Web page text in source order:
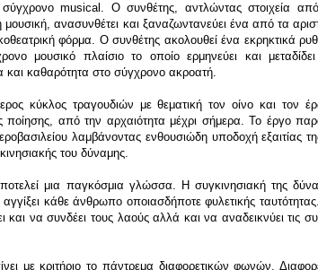
musical. Ο συνθέτης, αντλώντας στοιχεία
ανασυνθέτει και ξαναζωντανεύει ένα από τα
φόρμα. Ο συνθέτης ακολουθεί ένα εκρηκτικά
μουσικό πλαίσιο το οποίο ερμηνεύει και
και καθαρότητα στο σύγχρονο ακροατή.
κύκλος τραγουδιών με θεματική τον οίνο και τον
ποίησης, από την αρχαιότητα μέχρι σήμερα. Το έργο
λαμβάνοντας ενθουσιώδη υποδοχή εξαιτίας
του δύναμης.
μια παγκόσμια γλώσσα. Η συγκινησιακή της
κάθε άνθρωπο οποιασδήποτε φυλετικής
και να συνδέει τους λαούς αλλά και να αναδεικνύει τις
με κριτήριο το πάντρεμα διαφορετικών φωνών.